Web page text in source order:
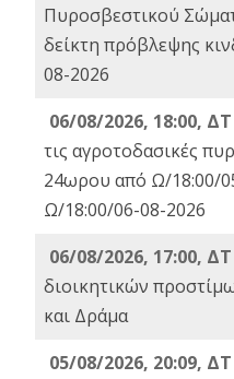
Πυροσβεστικού
δείκτη πρόβλεψης
08-2026
06/08/2026, 18:00,
τις αγροτοδασικές
24ωρου από Ω/18:00/
Ω/18:00/06-08-2026
06/08/2026, 17:00, ΔΤ
διοικητικών
και Δράμα
05/08/2026, 20:09,